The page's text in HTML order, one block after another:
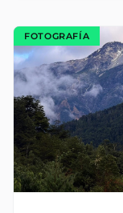
FOTOGRAFÍA